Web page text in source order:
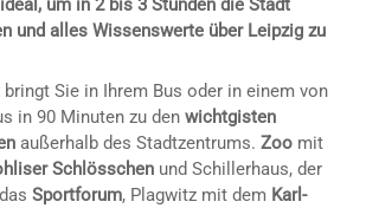
um in 2 bis 3 Stunden die Stadt
und alles Wissenswerte über Leipzig zu
bringt Sie in Ihrem Bus oder in einem von
in 90 Minuten zu den wichtgisten
außerhalb des Stadtzentrums. Zoomit
Schlösschenund Schillerhaus, der
Sportforum, Plagwitz mit dem Karl-